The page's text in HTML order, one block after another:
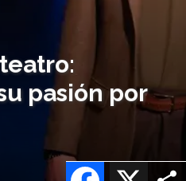
pasión por
X
Facebook